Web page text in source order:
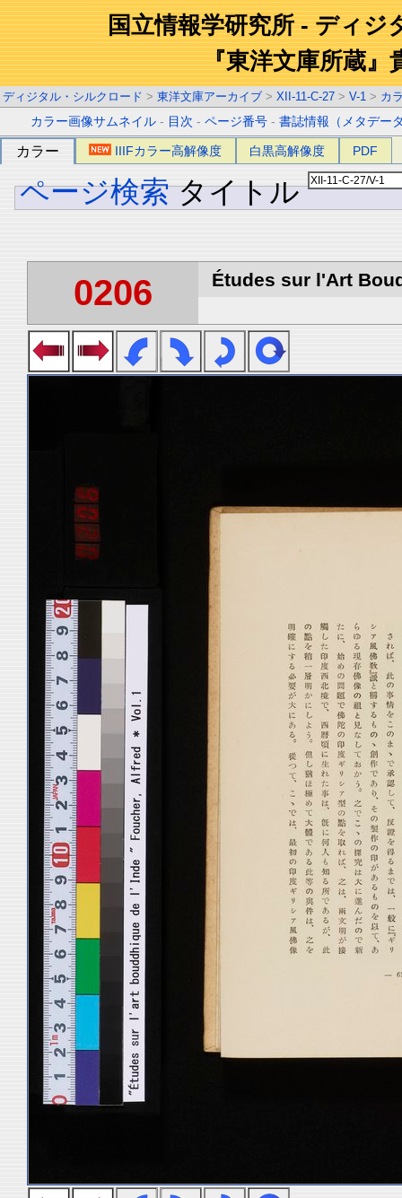
国立情報学研究所 - ディジ
『東洋文庫所蔵』
ディジタル・シルクロード > 東洋文庫アーカイブ > XII-11-C-27 > V-1 > カ
カラー画像サムネイル - 目次 -ページ番号 -書誌情報（メタデー
カラー IIIFカラー高解像度 白黒高解像度 PDF
ページ検索 タイトル
0206 Études sur l'Art